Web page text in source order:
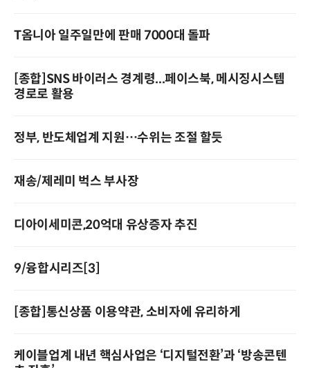
T옴니아 일주일만에 판매 7000대 돌파
[종합]SNS 바이러스 경계령...페이스북, 메시징시스템
경로로 활용
정부, 반도체업계 지원…수위는 조절 할듯
재송/제레미 벅스 부사장
디아이세미콘,20억대 유상증자 추진
9/융합시리즈[3]
[종합]통신상품 이용약관, 소비자에 유리하게
케이블업계 내년 핵심사업은 ‘디지털전환’과 ‘방송콘텐